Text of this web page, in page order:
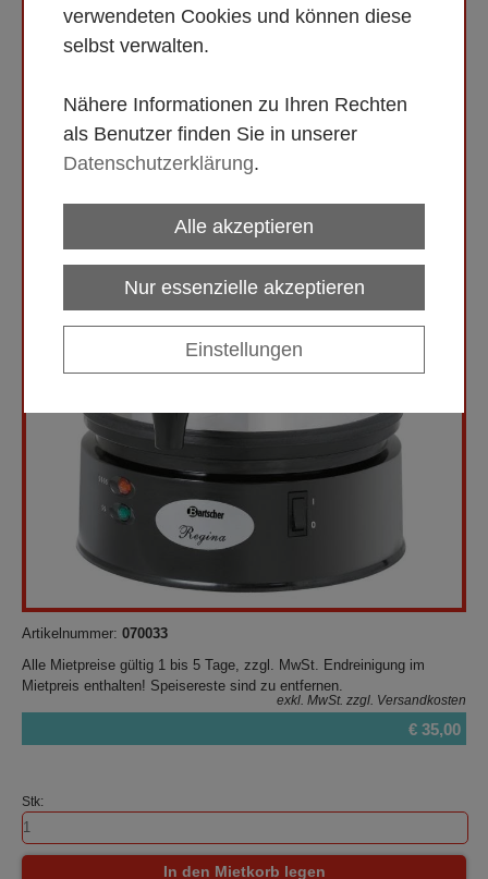
Artikelnummer: 070033
Alle Mietpreise gültig 1 bis 5 Tage, zzgl. MwSt. Endreinigung im
Mietpreis enthalten! Speisereste sind zu entfernen.
exkl. MwSt. zzgl. Versandkosten
€ 35,00
Stk:
In den Mietkorb legen
verwendeten Cookies und können diese
selbst verwalten.
Nähere Informationen zu Ihren Rechten
als Benutzer finden Sie in unserer
Datenschutzerklärung.
Alle akzeptieren
Nur essenzielle akzeptieren
Einstellungen